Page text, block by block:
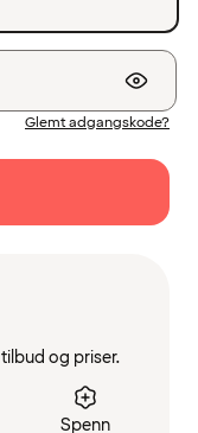
Glemt adgangskode?
og priser.
Spenn